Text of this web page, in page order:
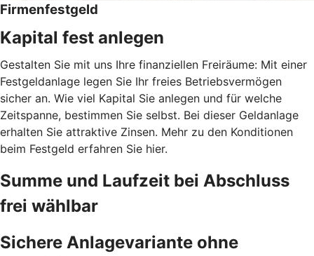
Firmenfestgeld
Kapital fest anlegen
Gestalten Sie mit uns Ihre finanziellen Freiräume: Mit einer
Festgeldanlage legen Sie Ihr freies Betriebsvermögen
sicher an. Wie viel Kapital Sie anlegen und für welche
Zeitspanne, bestimmen Sie selbst. Bei dieser Geldanlage
erhalten Sie attraktive Zinsen. Mehr zu den Konditionen
beim Festgeld erfahren Sie hier.
Summe und Laufzeit bei Abschluss
frei wählbar
Sichere Anlagevariante ohne